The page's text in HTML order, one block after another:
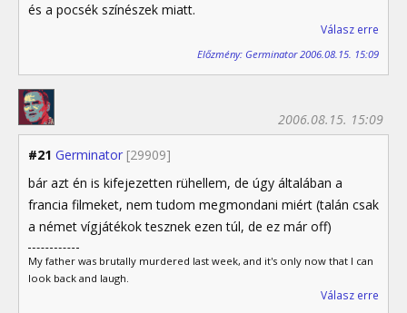
és a pocsék színészek miatt.
Válasz erre
Előzmény: Germinator 2006.08.15. 15:09
#21 Germinator [29909]
2006.08.15. 15:09
bár azt én is kifejezetten rühellem, de úgy általában a
francia filmeket, nem tudom megmondani miért (talán csak
a német vígjátékok tesznek ezen túl, de ez már off)
My father was brutally murdered last week, and it's only now that I can
look back and laugh.
Válasz erre